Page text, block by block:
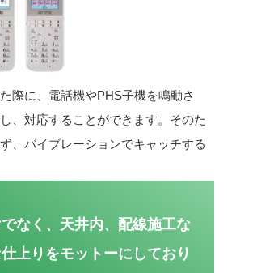
際に、電話機やPHS子機を鳴動さ
、対応することができます。そのた
、バイブレーションでキャッチする
なく、天井内、配線施工な
上りをモットーにしており